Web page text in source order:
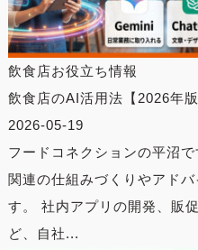
飲食店お役立ち情報
飲食店のAI活用法【2026年
2026-05-19
フードコネクションの平沼
関連の仕組みづくりやアド
す。 社内アプリの開発、販
ど、自社...